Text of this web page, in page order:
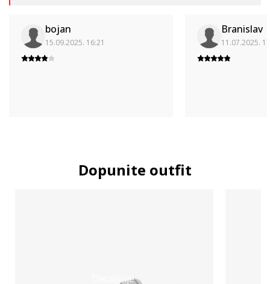
bojan
15.09.2025. 16:21
Branislav
11.07.2025.
Dopunite outfit
Detaljnije